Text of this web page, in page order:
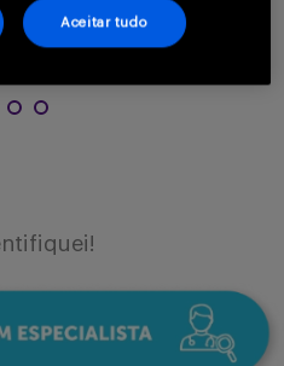
Aceitar tudo